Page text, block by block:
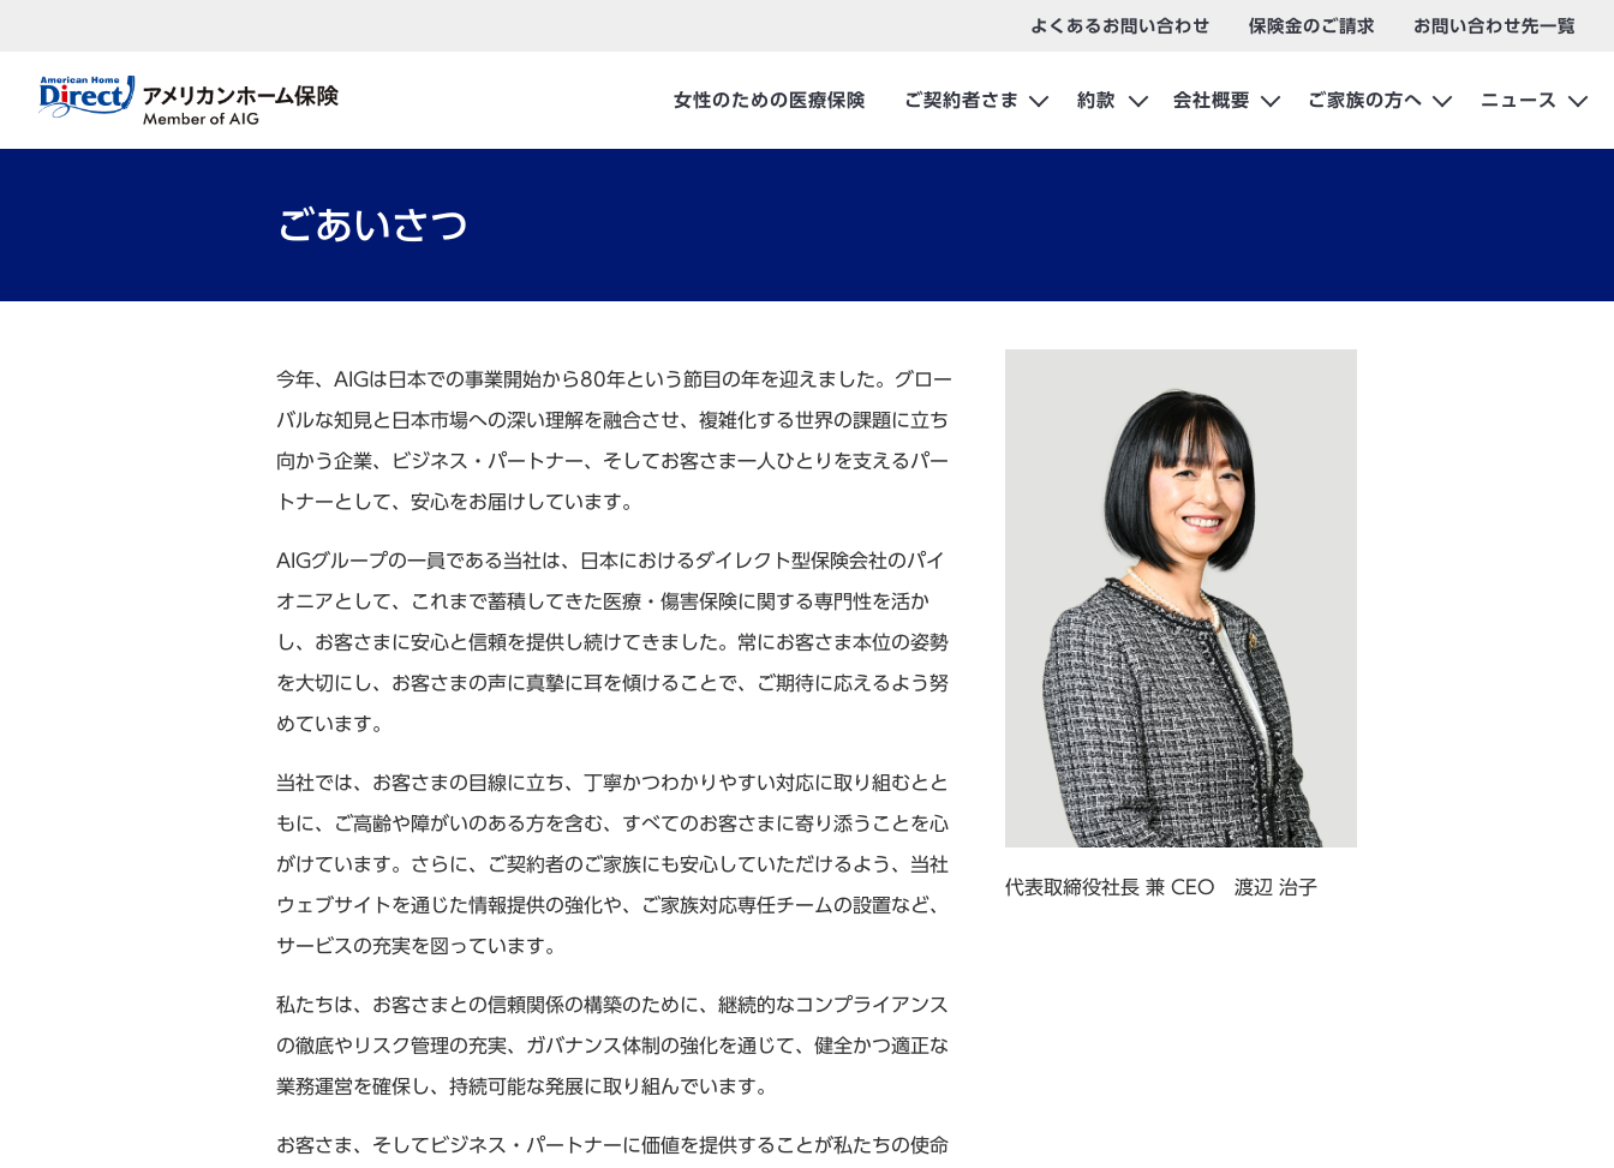
よくあるお問い合わせ 保険金のご請求 お問い合わせ先一覧
女性のための医療保険 ご契約者さま 約款 会社概要 ご家族の方へ ニュース
ごあいさつ
今年、AIGは日本での事業開始から80年という節目の年を迎えました。グロー
バルな知見と日本市場への深い理解を融合させ、複雑化する世界の課題に立ち
向かう企業、ビジネス・パートナー、そしてお客さま一人ひとりを支えるパー
トナーとして、安心をお届けしています。
AIGグループの一員である当社は、日本におけるダイレクト型保険会社のパイ
オニアとして、これまで蓄積してきた医療・傷害保険に関する専門性を活か
し、お客さまに安心と信頼を提供し続けてきました。常にお客さま本位の姿勢
を大切にし、お客さまの声に真摯に耳を傾けることで、ご期待に応えるよう努
めています。
当社では、お客さまの目線に立ち、丁寧かつわかりやすい対応に取り組むとと
もに、ご高齢や障がいのある方を含む、すべてのお客さまに寄り添うことを心
がけています。さらに、ご契約者のご家族にも安心していただけるよう、当社
ウェブサイトを通じた情報提供の強化や、ご家族対応専任チームの設置など、
サービスの充実を図っています。
私たちは、お客さまとの信頼関係の構築のために、継続的なコンプライアンス
の徹底やリスク管理の充実、ガバナンス体制の強化を通じて、健全かつ適正な
業務運営を確保し、持続可能な発展に取り組んでいます。
お客さま、そしてビジネス・パートナーに価値を提供することが私たちの使命
代表取締役社長 兼 CEO 渡辺 治子